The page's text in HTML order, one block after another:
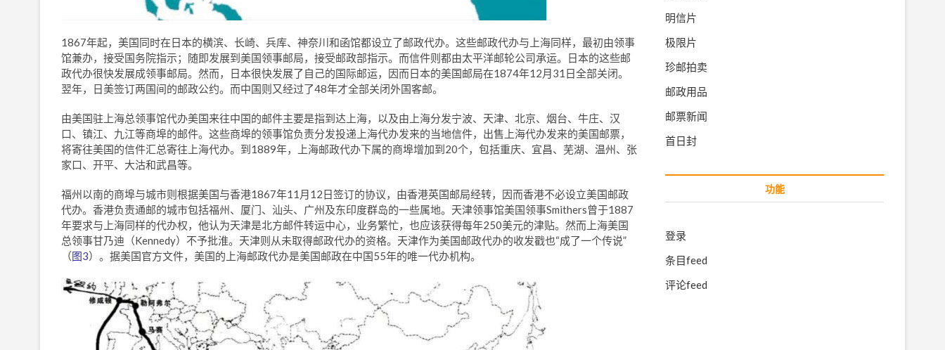
1867年起，美国同时在日本的横滨、长崎、兵库、神奈川和函馆都设立了邮政代办。这些邮政代办与上海同样，最初由领事
馆兼办，接受国务院指示；随即发展到美国领事邮局，接受邮政部指示。而信件则都由太平洋邮轮公司承运。日本的这些邮
政代办很快发展成领事邮局。然而，日本很快发展了自己的国际邮运，因而日本的美国邮局在1874年12月31日全部关闭。
翌年，日美签订两国间的邮政公约。而中国则又经过了48年才全部关闭外国客邮。
由美国驻上海总领事馆代办美国来往中国的邮件主要是指到达上海，以及由上海分发宁波、天津、北京、烟台、牛庄、汉
口、镇江、九江等商埠的邮件。这些商埠的领事馆负责分发投递上海代办发来的当地信件，出售上海代办发来的美国邮票，
将寄往美国的信件汇总寄往上海代办。到1889年，上海邮政代办下属的商埠增加到20个，包括重庆、宜昌、芜湖、温州、张
家口、开平、大沽和武昌等。
福州以南的商埠与城市则根据美国与香港1867年11月12日签订的协议，由香港英国邮局经转，因而香港不必设立美国邮政
代办。香港负责通邮的城市包括福州、厦门、汕头、广州及东印度群岛的一些属地。天津领事馆美国领事Smithers曾于1887
年要求与上海同样的代办权，他认为天津是北方邮件转运中心，业务繁忙，也应该获得每年250美元的津贴。然而上海美国
总领事甘乃迪（Kennedy）不予批淮。天津则从未取得邮政代办的资格。天津作为美国邮政代办的收发戳也“成了一个传说”
（图3）。据美国官方文件，美国的上海邮政代办是美国邮政在中国55年的唯一代办机构。
明信片
极限片
珍邮拍卖
邮政用品
邮票新闻
首日封
功能
登录
条目feed
评论feed